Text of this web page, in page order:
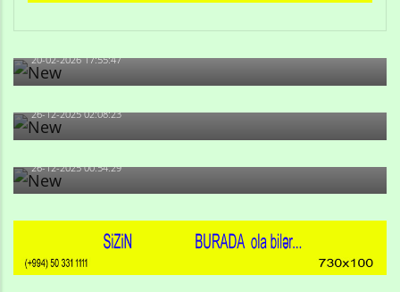
Qulu Məhərrəmli: Sosial şəbəkələrdə söyüş niyə artıb?
20-02-2026 17:55:47
Məni bura NAZİR GÖNDƏRİB - 1937-ci ildən fəaliyyətdə
olan və...
26-12-2025 02:08:23
-Ay qız, sən məhkəməni udmayacaqsan... Sən bilirsən
də, məni...
26-12-2025 00:54:29